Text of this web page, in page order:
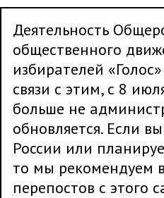
Деятельность
общественного
избирателей
связи с этим, с 8
больше не
обновляется. Если
России или
то мы рекомендуем
перепостов с этого